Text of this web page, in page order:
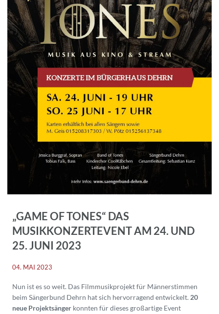
„GAME OF TONES“ DAS
MUSIKKONZERTEVENT AM 24. UND
25. JUNI 2023
04. MAI 2023
Nun ist es so weit. Das Filmmusikprojekt für Männerstimmen
beim Sängerbund Dehrn hat sich hervorragend entwickelt. 20
neue Projektsänger konnten für dieses großartige Event